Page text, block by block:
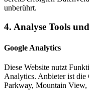
unberührt.
4. Analyse Tools
Google Analytics
Diese Website nutzt
Analytics. Anbieter ist
Parkway, Mountain